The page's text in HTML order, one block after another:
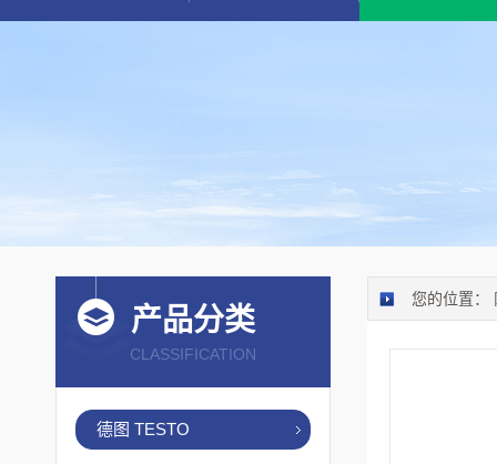
您的位置：
产品分类
CLASSIFICATION
德图 TESTO